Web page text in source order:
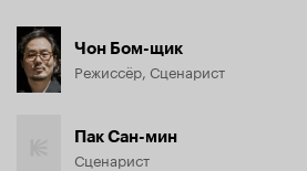
Чон Бом-щик
Режиссёр, Сценарист
Пак Сан-мин
Сценарист